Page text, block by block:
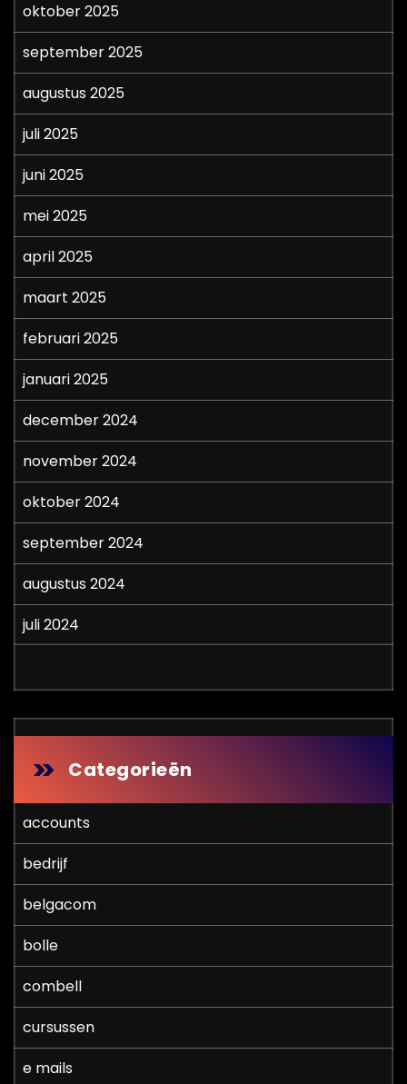
oktober 2025
september 2025
augustus 2025
juli 2025
juni 2025
mei 2025
april 2025
maart 2025
februari 2025
januari 2025
december 2024
november 2024
oktober 2024
september 2024
augustus 2024
juli 2024
Categorieën
accounts
bedrijf
belgacom
bolle
combell
cursussen
e mails